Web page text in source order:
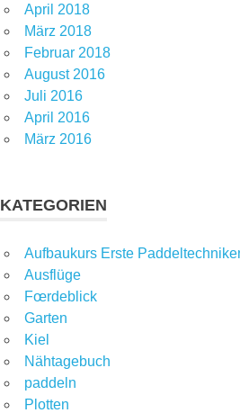
April 2018
März 2018
Februar 2018
August 2016
Juli 2016
April 2016
März 2016
KATEGORIEN
Aufbaukurs Erste
Ausflüge
Fœrdeblick
Garten
Kiel
Nähtagebuch
paddeln
Plotten